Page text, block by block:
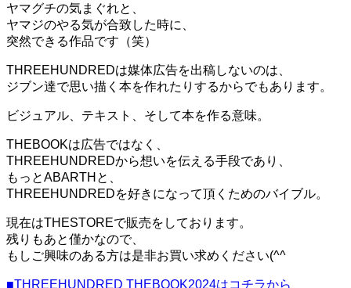
ヤマグチの気まぐれと、
ヤマジのやる気が合致した時に、
突然できる作品です（笑）
THREEHUNDREDは媒体広告を出稿しないのは、
ジブン達で思い描く本を作れたりするからでもあります。
ビジュアル、テキスト、そして本を作る意味。
THEBOOKは広告ではなく、
THREEHUNDREDから想いを伝える手段であり、
もっとABARTHと、
THREEHUNDREDを好きになって頂くためのバイブル。
現在はTHESTOREで販売をしております。
残りもあと僅かなので、
もしご興味のある方は是非お買い求めください(^^ゞ
■THREEHUNDRED THEBOOK2024はコチラから